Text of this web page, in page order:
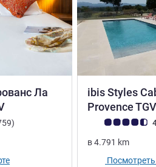
Ла
(Рейтинг ALL)
Отзывов
)
ibis Styles
Provence
Примечание:
в4.791 km
Посмотреть